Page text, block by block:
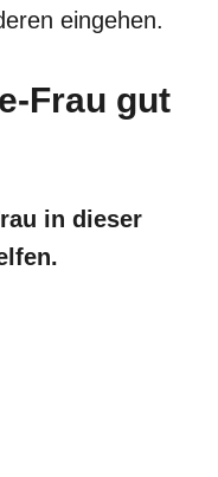
eingehen.
Frau gut
in dieser